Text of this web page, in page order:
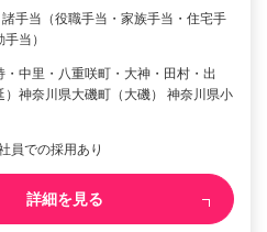
手当（役職手当・家族手当・住宅手
当）
中里・八重咲町・大神・田村・出
）神奈川県大磯町（大磯） 神奈川県小
での採用あり
詳細を見る